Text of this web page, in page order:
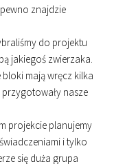
znajdzie
do projektu
jakiegoś zwierzaka.
mają wręcz kilka
nasze
projekcie planujemy
i tylko
się duża grupa